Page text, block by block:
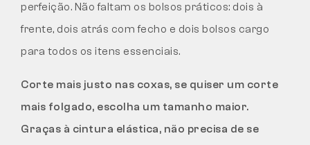
perfeição. Não faltam os bolsos práticos: dois à
frente, dois atrás com fecho e dois bolsos cargo
para todos os itens essenciais.
Corte mais justo nas coxas, se quiser um corte
mais folgado, escolha um tamanho maior.
Graças à cintura elástica, não precisa de se